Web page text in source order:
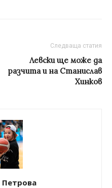
Следваща статия
Левски ще може да
разчита и на Станислав
Хинков
Петрова